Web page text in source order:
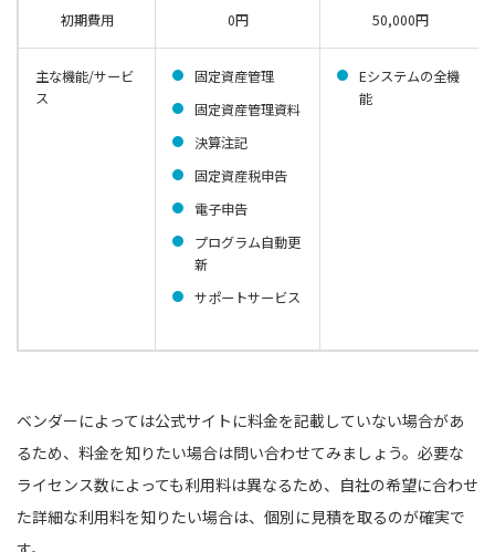
初期費用 0円 50,000円
主な機能/サービ
ス
固定資産管理
固定資産管理資料
決算注記
固定資産税申告
電子申告
プログラム自動更
新
サポートサービス
Eシステムの全機
能
ベンダーによっては公式サイトに料金を記載していない場合があ
るため、料金を知りたい場合は問い合わせてみましょう。必要な
ライセンス数によっても利用料は異なるため、自社の希望に合わせ
た詳細な利用料を知りたい場合は、個別に見積を取るのが確実で